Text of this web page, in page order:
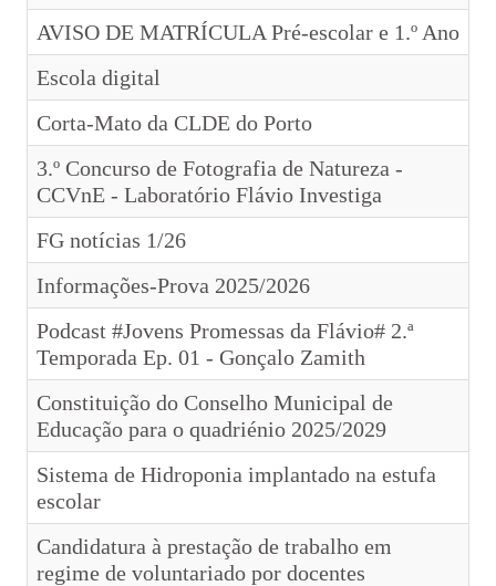
Plano 23|24 Escola +
Avaliação externa 1.º Ciclo Avaliativo
Avaliação externa 2.º Ciclo Avaliativo
Autoavaliação
PADDE - Plano de Ação para Desenvolvimento Digital da Escola
Canal de denúncias
Serviços Administrativos
Serviços de Psicologia e Orientação
Biblioteca escolar
Jornal FGnotícias
PVPV+ Póvoa de Varzim Promove Valores
Plano de Formação
AVISO DE MATRÍCULA Pré-escolar e 1.º Ano
Escola digital
Corta-Mato da CLDE do Porto
3.º Concurso de Fotografia de Natureza -
CCVnE - Laboratório Flávio Investiga
FG notícias 1/26
Informações-Prova 2025/2026
Podcast #Jovens Promessas da Flávio# 2.ª
Temporada Ep. 01 - Gonçalo Zamith
Constituição do Conselho Municipal de
Educação para o quadriénio 2025/2029
Sistema de Hidroponia implantado na estufa
escolar
Candidatura à prestação de trabalho em
regime de voluntariado por docentes